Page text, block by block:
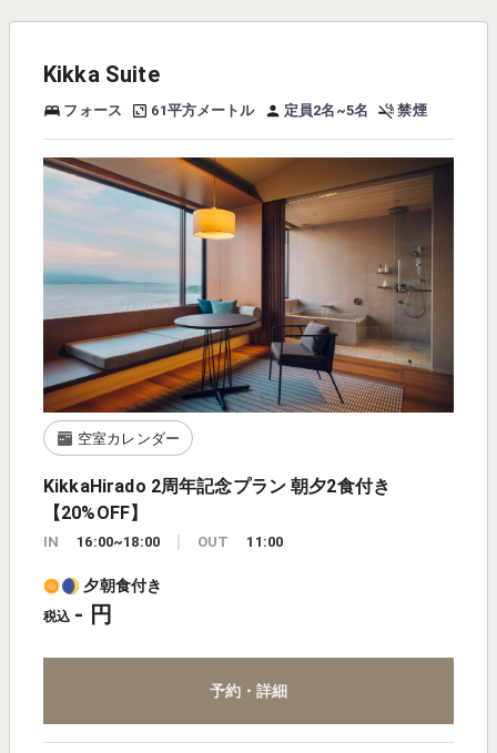
Kikka Suite
フォース 61平方メートル 定員2名~5名 禁煙
空室カレンダー
KikkaHirado 2周年記念プラン 朝夕2食付き
【20%OFF】
IN 16:00~18:00 OUT 11:00
夕朝食付き
税込 - 円
予約・詳細